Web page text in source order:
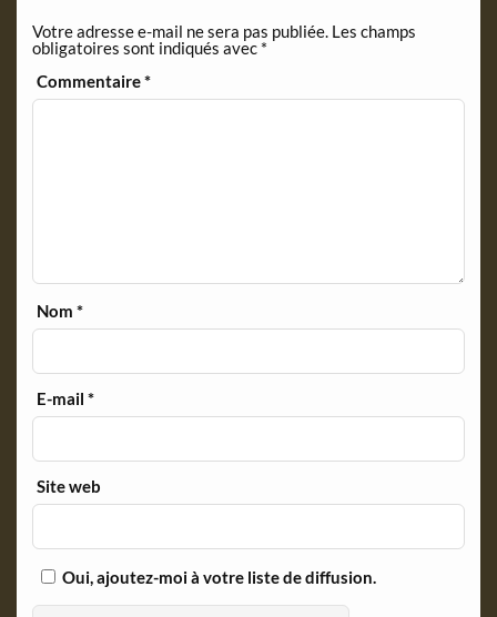
l
y
Votre adresse e-mail ne sera pas publiée. Les champs
obligatoires sont indiqués avec *
Commentaire*
Nom*
E-mail*
Site web
Oui, ajoutez-moi à votre liste de diffusion.